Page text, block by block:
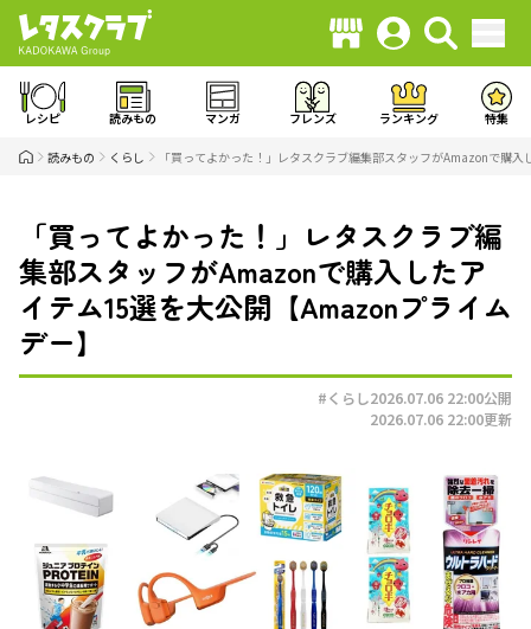
レシピ 読みもの マンガ フレンズ ランキング 特集
読みもの くらし 「買ってよかった！」レタスクラブ編集部スタッフがAmazonで購
「買ってよかった！」レタスクラブ編
集部スタッフがAmazonで購入したア
イテム15選を大公開【Amazonプライム
デー】
#くらし2026.07.06 22:00公開
2026.07.06 22:00更新